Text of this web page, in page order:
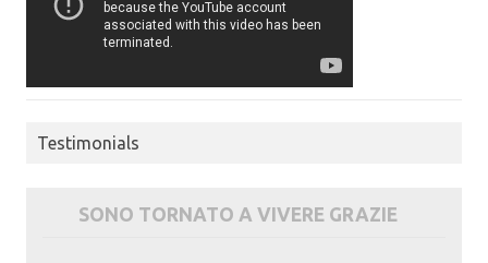
Testimonials
SONO TORNATO A VIVERE GRAZIE